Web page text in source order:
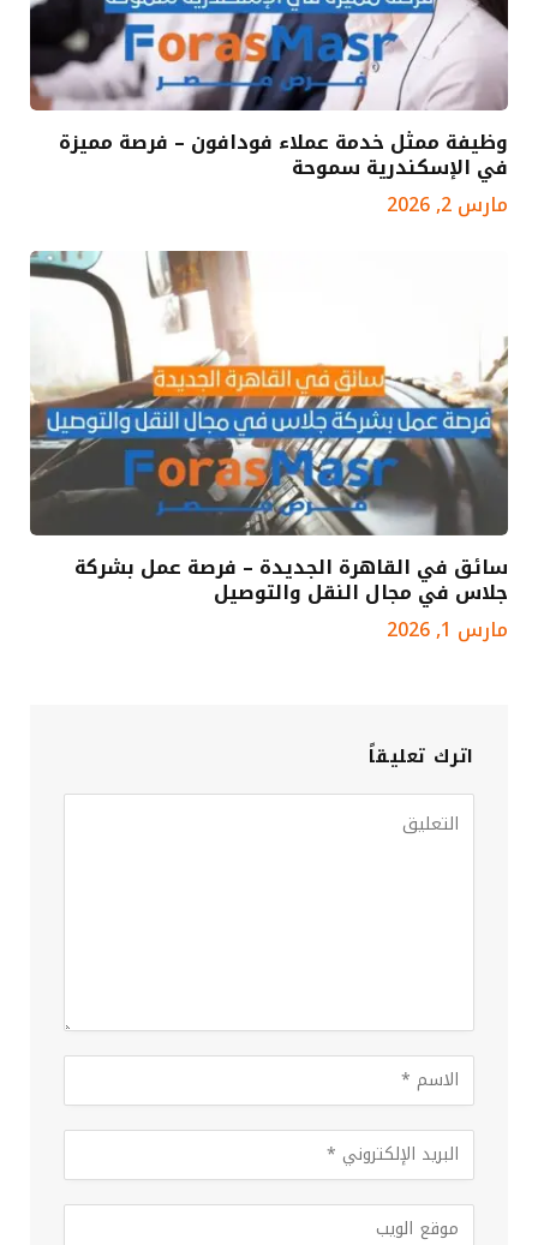
وظيفة ممثل خدمة عملاء فودافون – فرصة مميزة
في الإسكندرية سموحة
مارس 2, 2026
سائق في القاهرة الجديدة – فرصة عمل بشركة
جلاس في مجال النقل والتوصيل
مارس 1, 2026
اترك تعليقاً